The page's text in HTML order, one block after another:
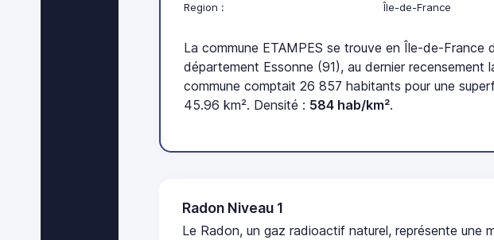
Region : Île-de-France
La commune ETAMPES se trouve en Île-de-France
département Essonne (91), au dernier recensement
commune comptait 26 857 habitants pour une
45.96 km². Densité : 584 hab/km².
Radon Niveau 1
Le Radon, un gaz radioactif naturel, représente une